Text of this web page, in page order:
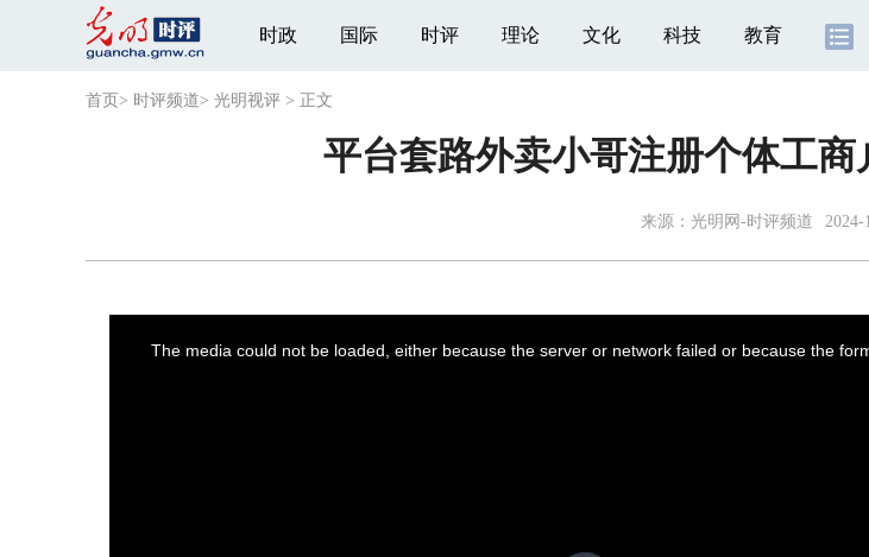
时政 国际 时评 理论 文化 科技 教育
首页 > 时评频道> 光明视评 > 正文
平台套路外卖小哥注册个体工
来源： 光明网-时评频道 2024-
The media could not be loaded, either because the server or network failed or because the